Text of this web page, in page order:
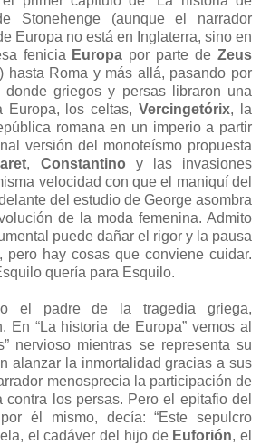
Stonehenge (aunque el narrador
Europa no está en Inglaterra, sino en
fenicia Europa por parte deZeus
hasta Roma y más allá, pasando por
griegos y persas libraron una
Europa, los celtas,Vercingetórix, la
romana en un imperio a partir
versión del monoteísmo propuesta
, Constantino y las invasiones
velocidad con que el maniquí del
del estudio de George asombra
de la moda femenina. Admito
puede dañar el rigor y la pausa
pero hay cosas que conviene cuidar.
quería para Esquilo.
el padre de la tragedia griega,
En “La historia de Europa” vemos al
nervioso mientras se representa su
alanzar la inmortalidad gracias a sus
menosprecia la participación de
contra los persas. Pero el epitafio del
él mismo, decía: “Este sepulcro
el cadáver del hijo de Euforión, el